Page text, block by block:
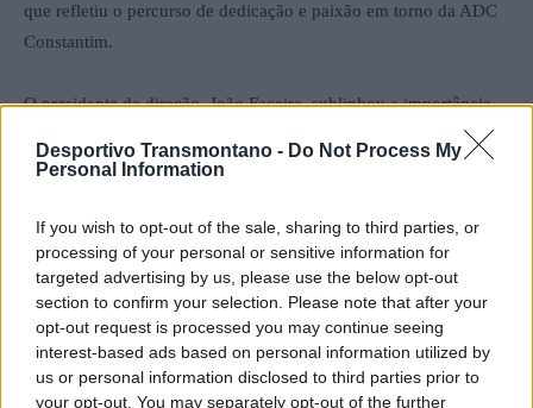
Desportivo Transmontano - Do Not Process My
Personal Information
If you wish to opt-out of the sale, sharing to third parties, or
processing of your personal or sensitive information for
targeted advertising by us, please use the below opt-out
section to confirm your selection. Please note that after your
opt-out request is processed you may continue seeing
interest-based ads based on personal information utilized by
us or personal information disclosed to third parties prior to
your opt-out. You may separately opt-out of the further
que refletiu o percurso de dedicação e paixão em torno da ADC
Constantim.
O presidente da direção, João Faceira, sublinhou a importância
deste momento, considerando-o “o ponto mais alto de um mês
de comemorações”, destacando ainda o orgulho na história
instituição.
Fundada há meio século, a ADC Constantim tem desempenhado
um papel relevante na dinamização desportiva e cultural da
freguesia e do concelho de Vila Real, afirmando-se como uma
referência local na promoção do desporto e do associativismo.